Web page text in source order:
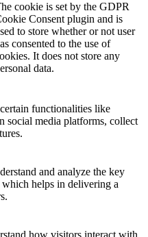
cookie is set by the GDPR
Consent plugin and is
to store whether or not user
consented to the use of
It does not store any
data.
functionalities like
social media platforms, collect
and analyze the key
helps in delivering a